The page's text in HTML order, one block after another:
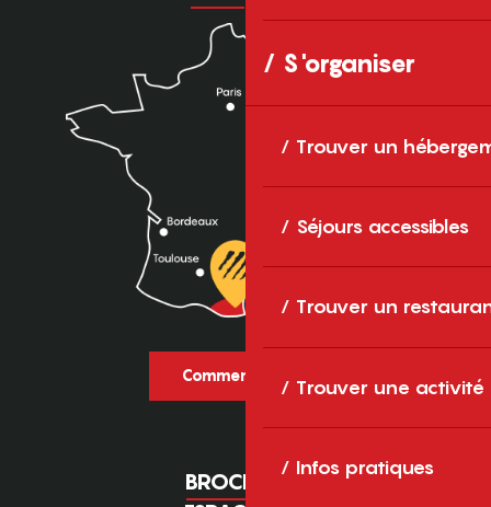
S'organiser
Trouver un
Séjours accessibles
Trouver un
Trouver une activité
Infos pratiques
Comment venir ?
BROCHURES